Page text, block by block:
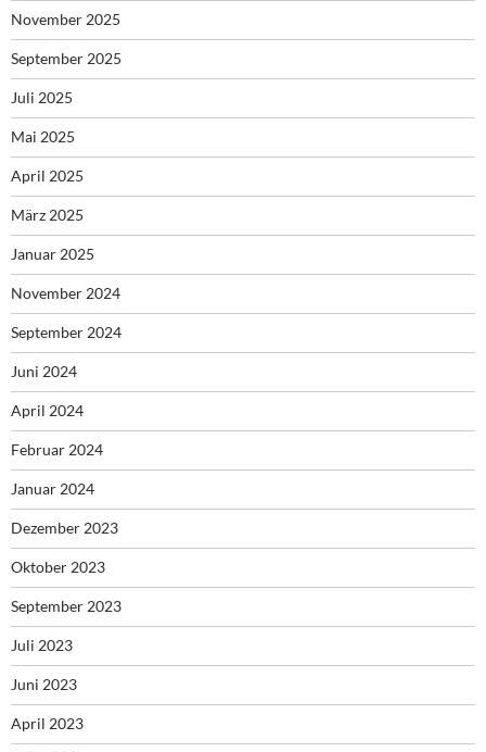
November 2025
September 2025
Juli 2025
Mai 2025
April 2025
März 2025
Januar 2025
November 2024
September 2024
Juni 2024
April 2024
Februar 2024
Januar 2024
Dezember 2023
Oktober 2023
September 2023
Juli 2023
Juni 2023
April 2023